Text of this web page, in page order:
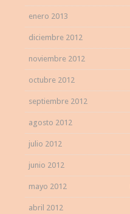
enero 2013
diciembre 2012
noviembre 2012
octubre 2012
septiembre 2012
agosto 2012
julio 2012
junio 2012
mayo 2012
abril 2012